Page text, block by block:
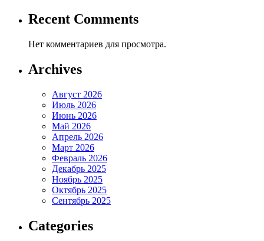
Recent Comments
Нет комментариев для просмотра.
Archives
Август 2026
Июль 2026
Июнь 2026
Май 2026
Апрель 2026
Март 2026
Февраль 2026
Декабрь 2025
Ноябрь 2025
Октябрь 2025
Сентябрь 2025
Categories